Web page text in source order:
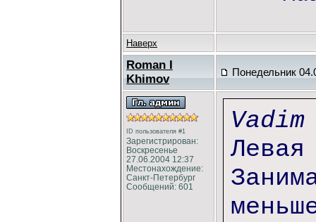
Наверх
Roman I
Khimov
Понедельник
ID пользователя #1
Зарегистрирован:
Воскресенье
27.06.2004 12:37
Местонахождение:
Санкт-Петербург
Сообщений: 601